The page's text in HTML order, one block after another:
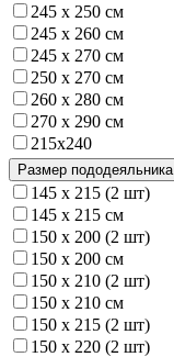
245 x 250 см
245 х 260 см
245 х 270 см
250 x 270 см
260 х 280 см
270 х 290 см
215х240
Размер пододеяльника
145 х 215 (2 шт)
145 х 215 см
150 x 200 (2 шт)
150 х 200 см
150 х 210 (2 шт)
150 х 210 см
150 х 215 (2 шт)
150 х 220 (2 шт)